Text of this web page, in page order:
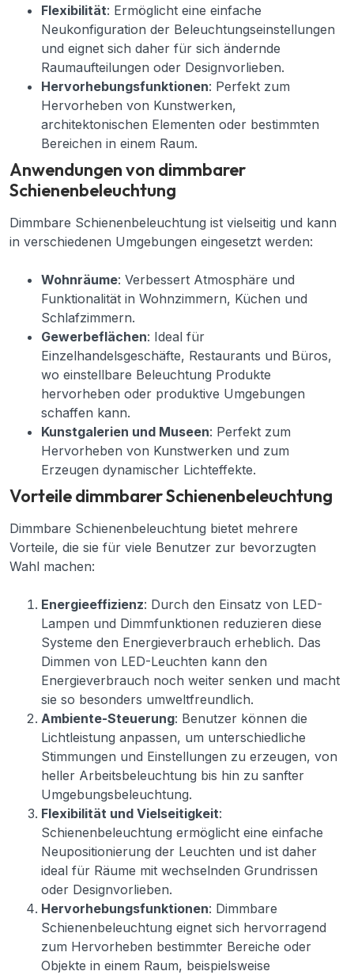
Flexibilität: Ermöglicht eine einfache
Neukonfiguration der Beleuchtungseinstellungen
und eignet sich daher für sich ändernde
Raumaufteilungen oder Designvorlieben.
Hervorhebungsfunktionen: Perfekt zum
Hervorheben von Kunstwerken,
architektonischen Elementen oder bestimmten
Bereichen in einem Raum.
Anwendungen von dimmbarer
Schienenbeleuchtung
Dimmbare Schienenbeleuchtung ist vielseitig und kann
in verschiedenen Umgebungen eingesetzt werden:
Wohnräume: Verbessert Atmosphäre und
Funktionalität in Wohnzimmern, Küchen und
Schlafzimmern.
Gewerbeflächen: Ideal für
Einzelhandelsgeschäfte, Restaurants und Büros,
wo einstellbare Beleuchtung Produkte
hervorheben oder produktive Umgebungen
schaffen kann.
Kunstgalerien und Museen: Perfekt zum
Hervorheben von Kunstwerken und zum
Erzeugen dynamischer Lichteffekte.
Vorteile dimmbarer Schienenbeleuchtung
Dimmbare Schienenbeleuchtung bietet mehrere
Vorteile, die sie für viele Benutzer zur bevorzugten
Wahl machen:
Energieeffizienz: Durch den Einsatz von LED-
Lampen und Dimmfunktionen reduzieren diese
Systeme den Energieverbrauch erheblich. Das
Dimmen von LED-Leuchten kann den
Energieverbrauch noch weiter senken und macht
sie so besonders umweltfreundlich.
Ambiente-Steuerung: Benutzer können die
Lichtleistung anpassen, um unterschiedliche
Stimmungen und Einstellungen zu erzeugen, von
heller Arbeitsbeleuchtung bis hin zu sanfter
Umgebungsbeleuchtung.
Flexibilität und Vielseitigkeit:
Schienenbeleuchtung ermöglicht eine einfache
Neupositionierung der Leuchten und ist daher
ideal für Räume mit wechselnden Grundrissen
oder Designvorlieben.
Hervorhebungsfunktionen: Dimmbare
Schienenbeleuchtung eignet sich hervorragend
zum Hervorheben bestimmter Bereiche oder
Objekte in einem Raum, beispielsweise